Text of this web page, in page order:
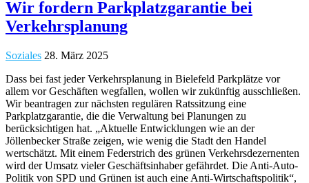
​Wir fordern Parkplatzgarantie bei
Verkehrsplanung
Soziales 28. März 2025
Dass bei fast jeder Verkehrsplanung in Bielefeld Parkplätze vor
allem vor Geschäften wegfallen, wollen wir zukünftig ausschließen.
Wir beantragen zur nächsten regulären Ratssitzung eine
Parkplatzgarantie, die die Verwaltung bei Planungen zu
berücksichtigen hat. „Aktuelle Entwicklungen wie an der
Jöllenbecker Straße zeigen, wie wenig die Stadt den Handel
wertschätzt. Mit einem Federstrich des grünen Verkehrsdezernenten
wird der Umsatz vieler Geschäftsinhaber gefährdet. Die Anti-Auto-
Politik von SPD und Grünen ist auch eine Anti-Wirtschaftspolitik“,